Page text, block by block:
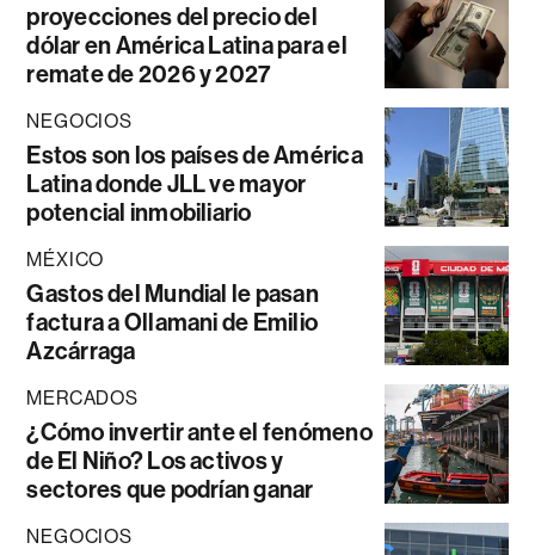
proyecciones del precio del
dólar en América Latina para el
remate de 2026 y 2027
NEGOCIOS
Estos son los países de América
Latina donde JLL ve mayor
potencial inmobiliario
MÉXICO
Gastos del Mundial le pasan
factura a Ollamani de Emilio
Azcárraga
MERCADOS
¿Cómo invertir ante el fenómeno
de El Niño? Los activos y
sectores que podrían ganar
NEGOCIOS